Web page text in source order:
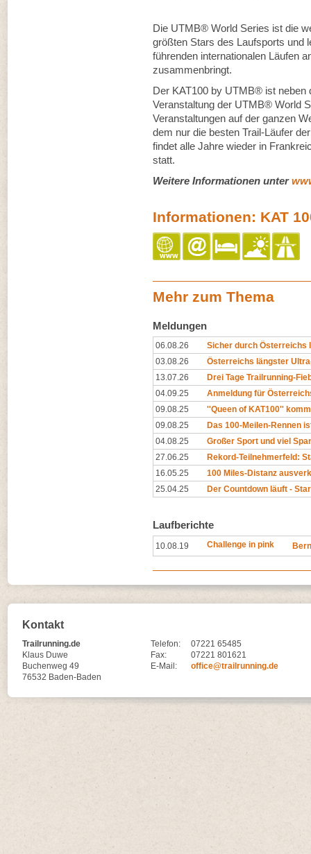
Die UTMB® World Series ist die
größten Stars des Laufsports und
führenden internationalen Läufen
zusammenbringt.
Der KAT100 by UTMB® ist
Veranstaltung der UTMB® World
Veranstaltungen auf der ganzen
dem nur die besten Trail-Läufer
findet alle Jahre wieder in
statt.
Weitere Informationen unter
Informationen: KAT
Mehr zum Thema
Meldungen
06.08.26
Sicher durch Österreichs
03.08.26
Österreichs längster
13.07.26
Drei Tage Trailrunning-
04.09.25
Anmeldung für
09.08.25
''Queen of KAT100''
09.08.25
Das 100-Meilen-Rennen
04.08.25
Großer Sport und viel
27.06.25
Rekord-Teilnehmerfeld:
16.05.25
100 Miles-Distanz
25.04.25
Der Countdown läuft -
Laufberichte
10.08.19 Challenge in pink
Kontakt
Trailrunning.de
Klaus Duwe
Buchenweg 49
76532 Baden-Baden
Telefon:
07221 65485
Fax:
07221 801621
E-Mail:
office@trailrunning.de